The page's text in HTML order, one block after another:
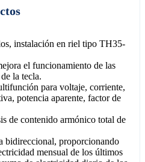
instalación en riel tipo TH35-
el funcionamiento de las
la tecla.
para voltaje, corriente,
potencia aparente, factor de
de contenido armónico total de
bidireccional, proporcionando
mensual de los últimos